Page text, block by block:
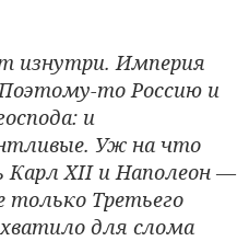
изнутри. Империя
Поэтому-то Россию и
и
Уж на что
Карл XII и Наполеон —
Третьего
хватило для слома